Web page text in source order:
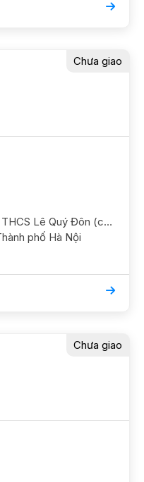
Chưa giao
Yêu cầu khác: ST669 Toán 8/ THCS Lê Quý Đôn (chuyên Anh) Yếu phần hình, cần củng cố học chắc phần hình học và ôn luyện thêm GS NỮ, có kinh nghiệm. ĐC 68 Nguyễn Cơ Thạch, gần Hàm Nghi, Nam Từ Liêm Học phí 180k - 200k/b/2h
Thành phố Hà Nội
Chưa giao